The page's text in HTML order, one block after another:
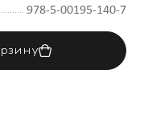
978-5-00195-140-7